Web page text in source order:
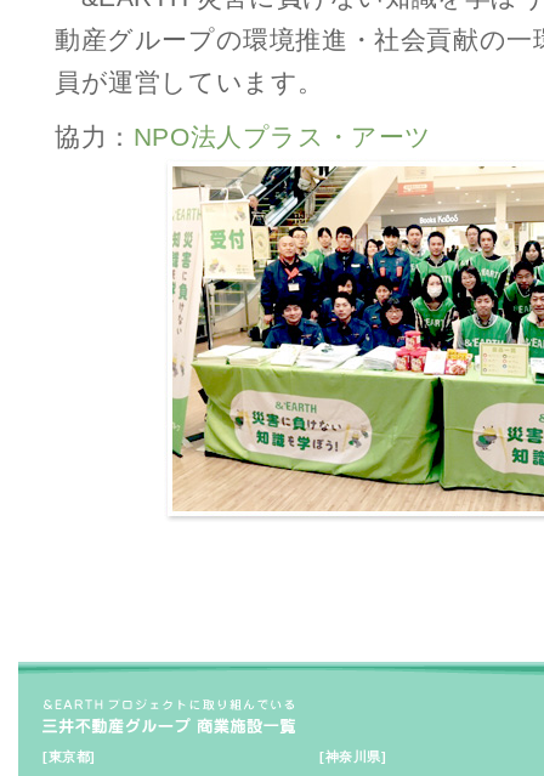
動産グループの環境推進・社会貢献の
員が運営しています。
協力： NPO法人プラス・アーツ
[東京都]
[神奈川県]